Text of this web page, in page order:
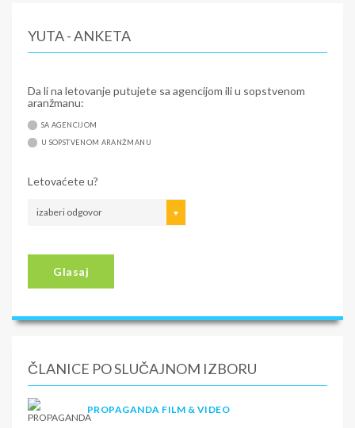
YUTA - ANKETA
Da li na letovanje putujete sa agencijom ili u sopstvenom
aranžmanu:
SA AGENCIJOM
U SOPSTVENOM ARANŽMANU
Letovaćete u?
izaberi odgovor
Glasaj
ČLANICE PO SLUČAJNOM IZBORU
PROPAGANDA FILM & VIDEO